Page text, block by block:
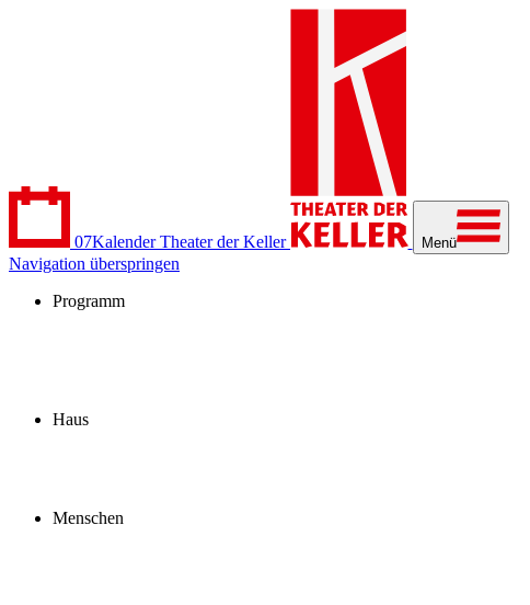
07Kalender Theater der Keller Menü
Navigation überspringen
Programm
Haus
Menschen